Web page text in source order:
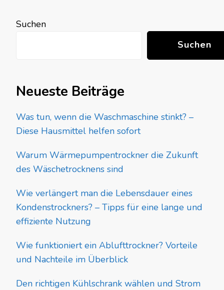
Suchen
Suchen
Neueste Beiträge
Was tun, wenn die Waschmaschine stinkt? –
Diese Hausmittel helfen sofort
Warum Wärmepumpentrockner die Zukunft
des Wäschetrocknens sind
Wie verlängert man die Lebensdauer eines
Kondenstrockners? – Tipps für eine lange und
effiziente Nutzung
Wie funktioniert ein Ablufttrockner? Vorteile
und Nachteile im Überblick
Den richtigen Kühlschrank wählen und Strom